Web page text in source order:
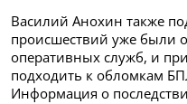
Василий Анохин также
происшествий уже были
оперативных служб, и
подходить к обломкам
Информация о